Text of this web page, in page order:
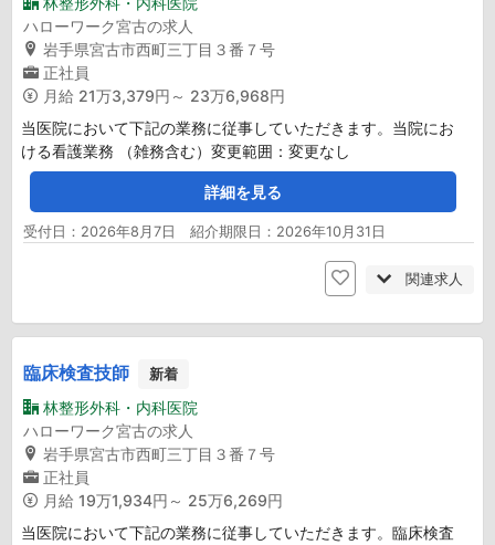
ハローワーク宮古の求人
岩手県宮古市西町三丁目３番７号
正社員
月給 21万3,379円～ 23万6,968円
当医院において下記の業務に従事していただきます。当院にお
ける看護業務 （雑務含む）変更範囲：変更なし
詳細を見る
受付日：2026年8月7日 紹介期限日：2026年10月31日
関連求人
臨床検査技師 新着
林整形外科・内科医院
ハローワーク宮古の求人
岩手県宮古市西町三丁目３番７号
正社員
月給 19万1,934円～ 25万6,269円
当医院において下記の業務に従事していただきます。臨床検査